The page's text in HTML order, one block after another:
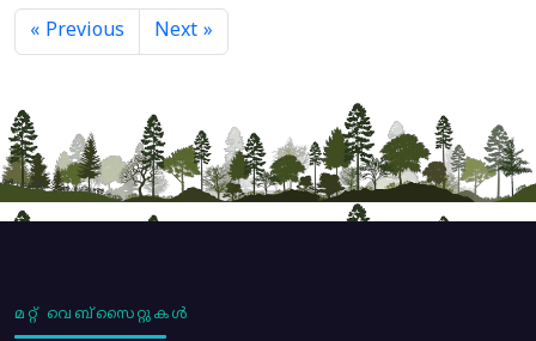
« Previous Next »
മറ്റ് വെബ്സൈറ്റുകൾ